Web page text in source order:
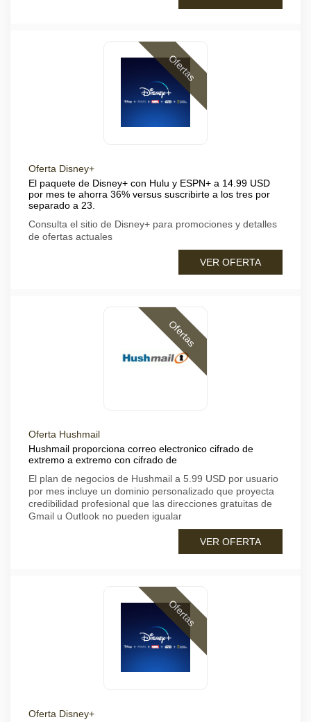
Ofertas
Oferta Disney+
El paquete de Disney+ con Hulu y ESPN+ a 14.99 USD
por mes te ahorra 36% versus suscribirte a los tres por
separado a 23.
Consulta el sitio de Disney+ para promociones y detalles
de ofertas actuales
VER OFERTA
Ofertas
Oferta Hushmail
Hushmail proporciona correo electronico cifrado de
extremo a extremo con cifrado de
El plan de negocios de Hushmail a 5.99 USD por usuario
por mes incluye un dominio personalizado que proyecta
credibilidad profesional que las direcciones gratuitas de
Gmail u Outlook no pueden igualar
VER OFERTA
Ofertas
Oferta Disney+